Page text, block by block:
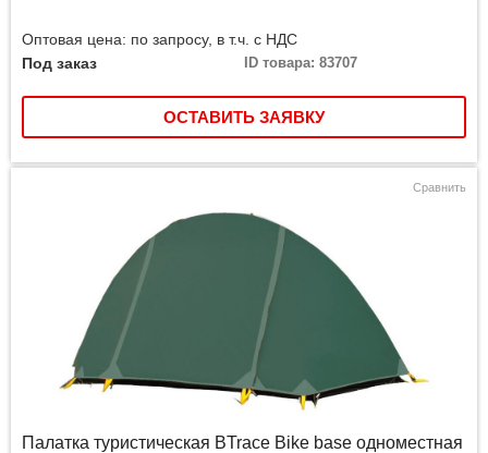
Оптовая цена: по запросу, в т.ч. с НДС
Под заказ
ID товара: 83707
ОСТАВИТЬ ЗАЯВКУ
Сравнить
Палатка туристическая BTrace Bike base одноместная